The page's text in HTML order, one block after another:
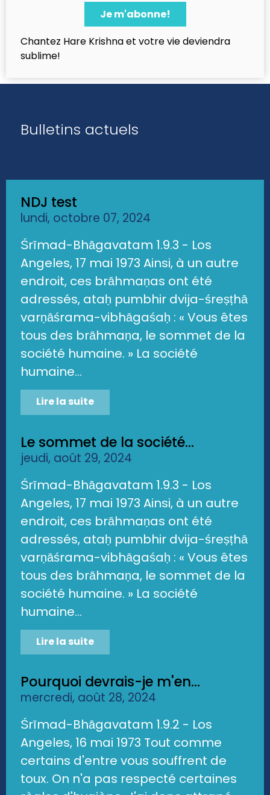
Chantez Hare Krishna et votre vie deviendra
sublime!
Bulletins actuels
NDJ test
lundi, octobre 07, 2024
Śrīmad-Bhāgavatam 1.9.3 - Los
Angeles, 17 mai 1973 Ainsi, à un autre
endroit, ces brāhmaṇas ont été
adressés, ataḥ pumbhir dvija-śreṣṭhā
varṇāśrama-vibhāgaśaḥ : « Vous êtes
tous des brāhmaṇa, le sommet de la
société humaine. » La société
humaine...
Lire la suite
Le sommet de la société...
jeudi, août 29, 2024
Śrīmad-Bhāgavatam 1.9.3 - Los
Angeles, 17 mai 1973 Ainsi, à un autre
endroit, ces brāhmaṇas ont été
adressés, ataḥ pumbhir dvija-śreṣṭhā
varṇāśrama-vibhāgaśaḥ : « Vous êtes
tous des brāhmaṇa, le sommet de la
société humaine. » La société
humaine...
Lire la suite
Pourquoi devrais-je m'en...
mercredi, août 28, 2024
Śrīmad-Bhāgavatam 1.9.2 - Los
Angeles, 16 mai 1973 Tout comme
certains d'entre vous souffrent de
toux. On n'a pas respecté certaines